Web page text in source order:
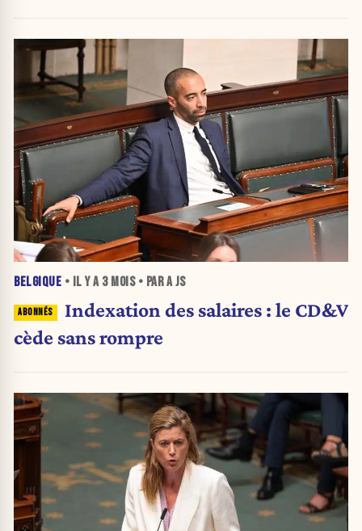
BELGIQUE • IL Y A 3 MOIS• PAR A JS
Indexation des salaires : le CD&V
cède sans rompre